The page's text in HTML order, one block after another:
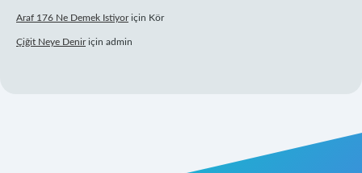
Araf 176 Ne Demek Istiyoriçin Kör
Çiğit Neye Deniriçin admin